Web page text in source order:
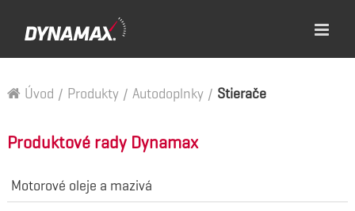
Úvod / Produkty / Autodoplnky / Stierače
Produktové rady Dynamax
Motorové oleje a mazivá